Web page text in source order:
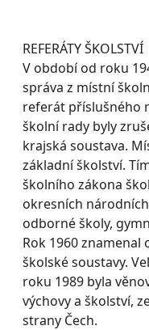
REFERÁTY ŠKOLSTVÍ
V období od roku
správa z místní
referát příslušného
školní rady byly
krajská soustava.
základní školství.
školního zákona
okresních
odborné školy,
Rok 1960
školské soustavy.
roku 1989 byla
výchovy a školství,
strany Čech.